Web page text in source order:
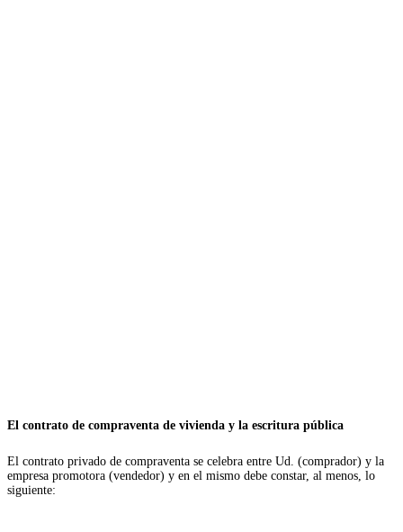
El contrato de compraventa de vivienda y la escritura pública
El contrato privado de compraventa se celebra entre Ud. (comprador) y la
empresa promotora (vendedor) y en el mismo debe constar, al menos, lo
siguiente: